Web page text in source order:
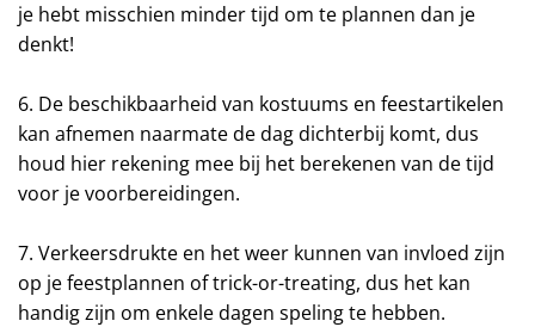
je hebt misschien minder tijd om te plannen dan je
denkt!
6. De beschikbaarheid van kostuums en feestartikelen
kan afnemen naarmate de dag dichterbij komt, dus
houd hier rekening mee bij het berekenen van de tijd
voor je voorbereidingen.
7. Verkeersdrukte en het weer kunnen van invloed zijn
op je feestplannen of trick-or-treating, dus het kan
handig zijn om enkele dagen speling te hebben.